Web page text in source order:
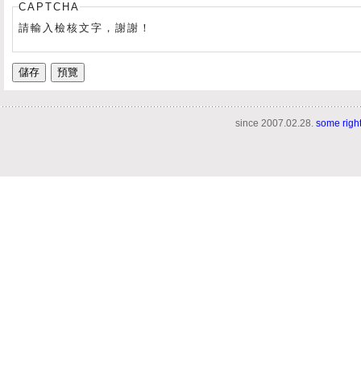
CAPTCHA
請輸入檢核文字，謝謝！
since 2007.02.28. some